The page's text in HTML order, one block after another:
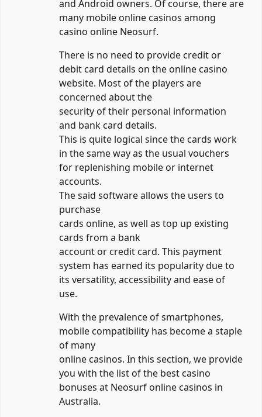
and Android owners. Of course, there are
many mobile online casinos among
casino online Neosurf.
There is no need to provide credit or
debit card details on the online casino
website. Most of the players are
concerned about the
security of their personal information
and bank card details.
This is quite logical since the cards work
in the same way as the usual vouchers
for replenishing mobile or internet
accounts.
The said software allows the users to
purchase
cards online, as well as top up existing
cards from a bank
account or credit card. This payment
system has earned its popularity due to
its versatility, accessibility and ease of
use.
With the prevalence of smartphones,
mobile compatibility has become a staple
of many
online casinos. In this section, we provide
you with the list of the best casino
bonuses at Neosurf online casinos in
Australia.